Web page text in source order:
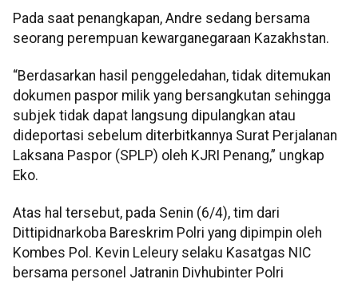
Pada saat penangkapan, Andre sedang bersama
seorang perempuan kewarganegaraan Kazakhstan.
“Berdasarkan hasil penggeledahan, tidak ditemukan
dokumen paspor milik yang bersangkutan sehingga
subjek tidak dapat langsung dipulangkan atau
dideportasi sebelum diterbitkannya Surat Perjalanan
Laksana Paspor (SPLP) oleh KJRI Penang,” ungkap
Eko.
Atas hal tersebut, pada Senin (6/4), tim dari
Dittipidnarkoba Bareskrim Polri yang dipimpin oleh
Kombes Pol. Kevin Leleury selaku Kasatgas NIC
bersama personel Jatranin Divhubinter Polri